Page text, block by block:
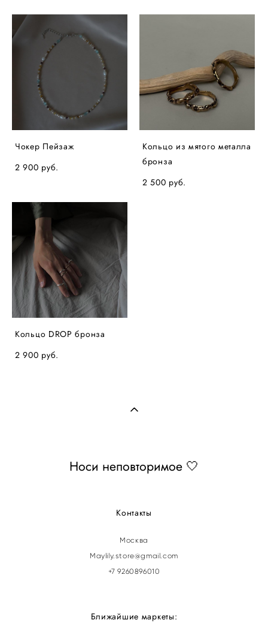
Чокер Пейзаж
2 900 pуб.
Кольцо из мятого металла
бронза
2 500 pуб.
Кольцо DROP бронза
2 900 pуб.
Носи неповторимое 🤍
Контакты
Москва
Maylily.store@gmail.com
+7 9260896010
Ближайшие маркеты: